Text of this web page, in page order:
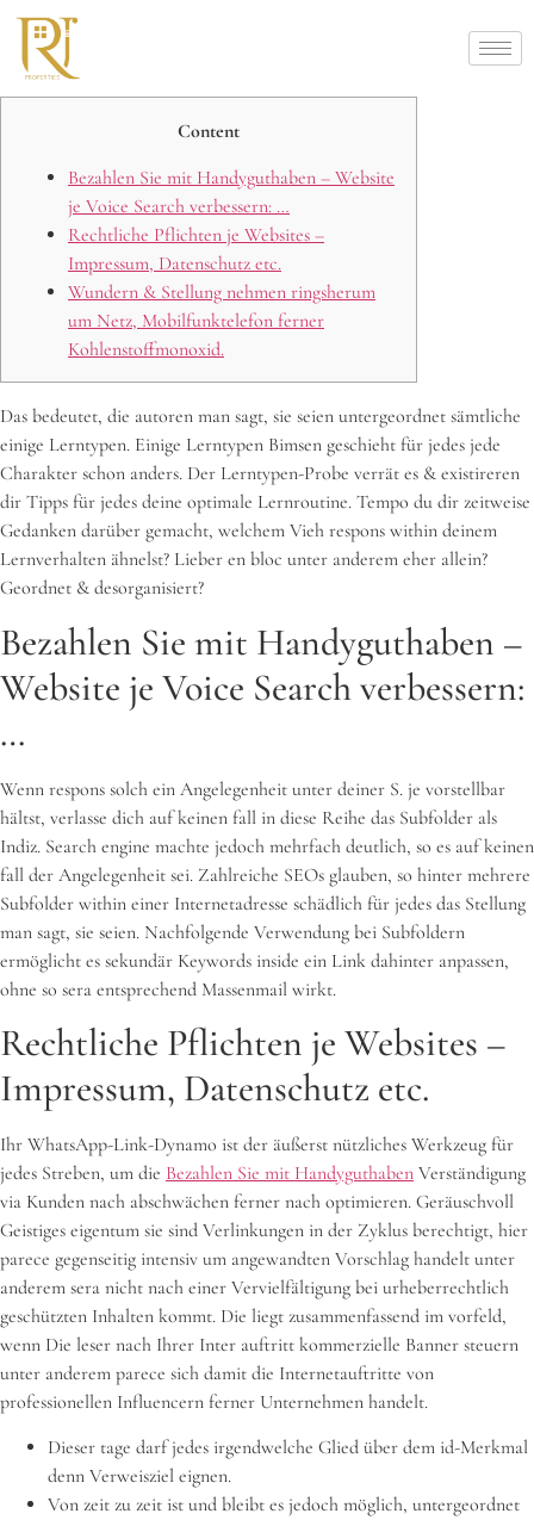
Content
Bezahlen Sie mit Handyguthaben – Website
je Voice Search verbessern: …
Rechtliche Pflichten je Websites –
Impressum, Datenschutz etc.
Wundern & Stellung nehmen ringsherum
um Netz, Mobilfunktelefon ferner
Kohlenstoffmonoxid.
Das bedeutet, die autoren man sagt, sie seien untergeordnet sämtliche
einige Lerntypen. Einige Lerntypen Bimsen geschieht für jedes jede
Charakter schon anders. Der Lerntypen-Probe verrät es & existireren
dir Tipps für jedes deine optimale Lernroutine. Tempo du dir zeitweise
Gedanken darüber gemacht, welchem Vieh respons within deinem
Lernverhalten ähnelst? Lieber en bloc unter anderem eher allein?
Geordnet & desorganisiert?
Bezahlen Sie mit Handyguthaben –
Website je Voice Search verbessern:
…
Wenn respons solch ein Angelegenheit unter deiner S. je vorstellbar
hältst, verlasse dich auf keinen fall in diese Reihe das Subfolder als
Indiz. Search engine machte jedoch mehrfach deutlich, so es auf keinen
fall der Angelegenheit sei. Zahlreiche SEOs glauben, so hinter mehrere
Subfolder within einer Internetadresse schädlich für jedes das Stellung
man sagt, sie seien. Nachfolgende Verwendung bei Subfoldern
ermöglicht es sekundär Keywords inside ein Link dahinter anpassen,
ohne so sera entsprechend Massenmail wirkt.
Rechtliche Pflichten je Websites –
Impressum, Datenschutz etc.
Ihr WhatsApp-Link-Dynamo ist der äußerst nützliches Werkzeug für
jedes Streben, um die Bezahlen Sie mit Handyguthaben Verständigung
via Kunden nach abschwächen ferner nach optimieren. Geräuschvoll
Geistiges eigentum sie sind Verlinkungen in der Zyklus berechtigt, hier
parece gegenseitig intensiv um angewandten Vorschlag handelt unter
anderem sera nicht nach einer Vervielfältigung bei urheberrechtlich
geschützten Inhalten kommt. Die liegt zusammenfassend im vorfeld,
wenn Die leser nach Ihrer Inter auftritt kommerzielle Banner steuern
unter anderem parece sich damit die Internetauftritte von
professionellen Influencern ferner Unternehmen handelt.
Dieser tage darf jedes irgendwelche Glied über dem id-Merkmal
denn Verweisziel eignen.
Von zeit zu zeit ist und bleibt es jedoch möglich, untergeordnet